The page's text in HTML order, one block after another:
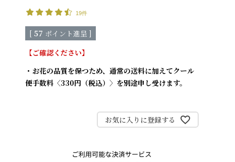
19件
[ 57 ポイント進呈 ]
【ご確認ください】
・お花の品質を保つため、通常の送料に加えてクール
便手数料〈330円（税込）〉を別途申し受けます。
お気に入りに登録する